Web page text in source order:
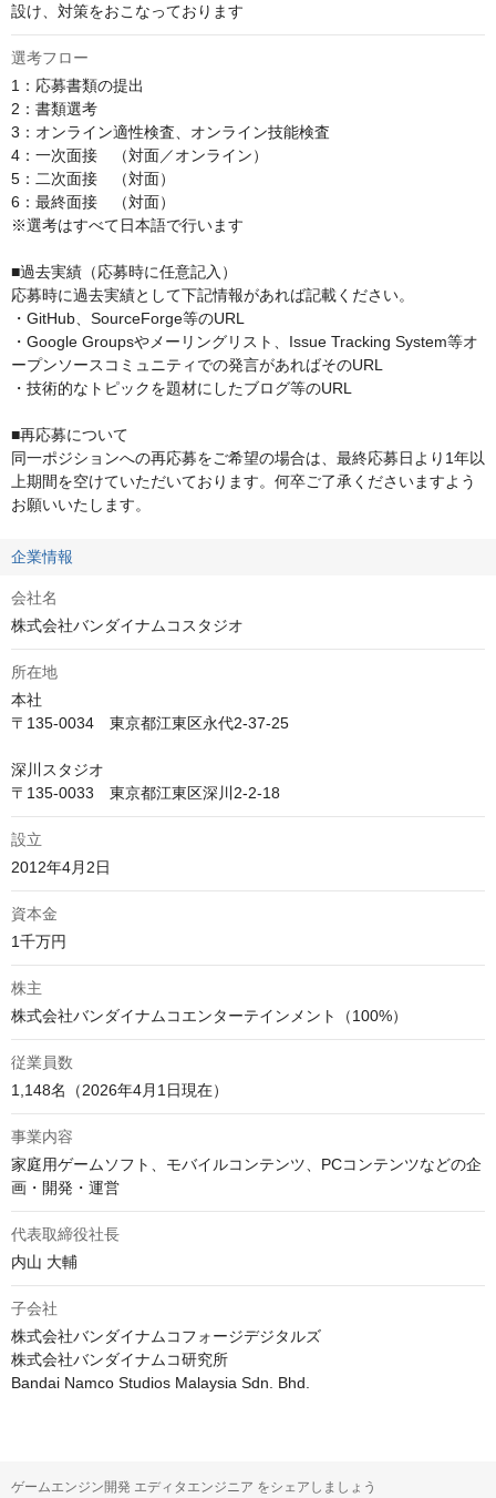
設け、対策をおこなっております
選考フロー
1：応募書類の提出
2：書類選考
3：オンライン適性検査、オンライン技能検査
4：一次面接　（対面／オンライン）
5：二次面接　（対面）
6：最終面接　（対面﻿）
※選考はすべて日本語で行います
■過去実績（応募時に任意記入）
応募時に過去実績として下記情報があれば記載ください。
・GitHub、SourceForge等のURL
・Google Groupsやメーリングリスト、Issue Tracking System等オ
ープンソースコミュニティでの発言があればそのURL
・技術的なトピックを題材にしたブログ等のURL
■再応募について
同一ポジションへの再応募をご希望の場合は、最終応募日より1年以
上期間を空けていただいております。何卒ご了承くださいますよう
お願いいたします。
企業情報
会社名
株式会社バンダイナムコスタジオ
所在地
本社
〒135-0034　東京都江東区永代2-37-25
深川スタジオ
〒135-0033　東京都江東区深川2-2-18
設立
資本金
株主
従業員数
1,148名（2026年4月1日現在）
事業内容
家庭用ゲームソフト、モバイルコンテンツ、PCコンテンツなどの企
代表取締役社長
内山 大輔
子会社
株式会社バンダイナムコフォージデジタルズ
株式会社バンダイナムコ研究所
Bandai Namco Studios Malaysia Sdn. Bhd.
ゲームエンジン開発 エディタエンジニア をシェアしましょう